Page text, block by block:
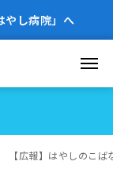
やし病院」へ
【広報】はやしのこ